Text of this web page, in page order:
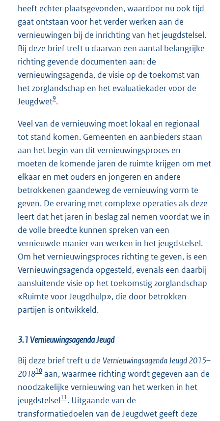
heeft echter plaatsgevonden, waardoor nu ook tijd
gaat ontstaan voor het verder werken aan de
vernieuwingen bij de inrichting van het jeugdstelsel.
Bij deze brief treft u daarvan een aantal belangrijke
richting gevende documenten aan: de
vernieuwingsagenda, de visie op de toekomst van
het zorglandschap en het evaluatiekader voor de
Jeugdwet9.
Veel van de vernieuwing moet lokaal en regionaal
tot stand komen. Gemeenten en aanbieders staan
aan het begin van dit vernieuwingsproces en
moeten de komende jaren de ruimte krijgen om met
elkaar en met ouders en jongeren en andere
betrokkenen gaandeweg de vernieuwing vorm te
geven. De ervaring met complexe operaties als deze
leert dat het jaren in beslag zal nemen voordat we in
de volle breedte kunnen spreken van een
vernieuwde manier van werken in het jeugdstelsel.
Om het vernieuwingsproces richting te geven, is een
Vernieuwingsagenda opgesteld, evenals een daarbij
aansluitende visie op het toekomstig zorglandschap
«Ruimte voor Jeugdhulp», die door betrokken
partijen is ontwikkeld.
3.1 Vernieuwingsagenda Jeugd
Bij deze brief treft u de Vernieuwingsagenda Jeugd 2015–
201810 aan, waarmee richting wordt gegeven aan de
noodzakelijke vernieuwing van het werken in het
jeugdstelsel11. Uitgaande van de
transformatiedoelen van de Jeugdwet geeft deze